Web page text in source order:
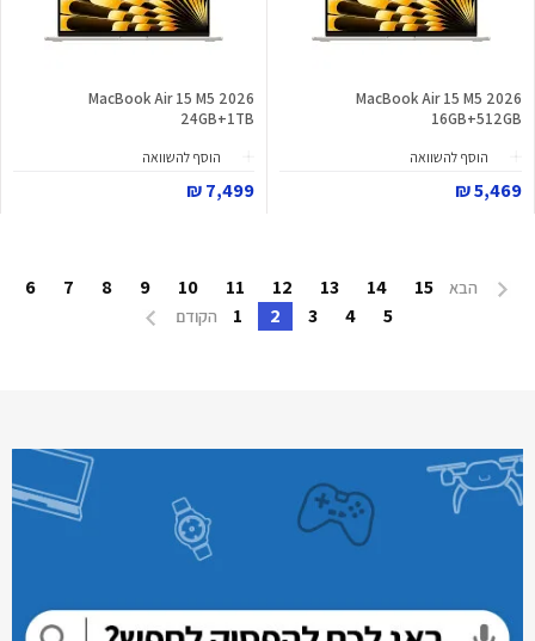
MacBook Air 15 M5 2026
16GB+512GB
הוסף להשוואה
5,469 ₪
MacBook Air 15 M5 2026
24GB+1TB
הוסף להשוואה
7,499 ₪
הבא 15
14
13
12
11
10
9
8
7
6
5
4
3
2
1 הקודם